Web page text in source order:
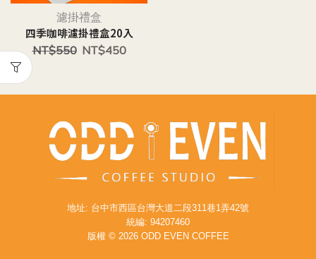
濾掛禮盒
四季咖啡濾掛禮盒20入
NT$550 NT$450
地址: 台中市西區台灣大道二段311巷1弄42號
統編: 94207460
版權 © 2026 ODD EVEN COFFEE